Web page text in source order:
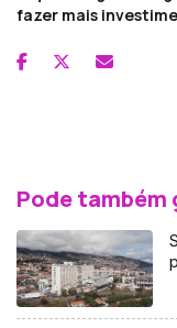
fazer mais
Pode também